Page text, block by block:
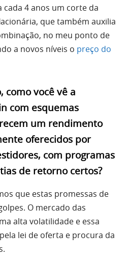
4 anos um corte da
que também auxilia
no meu ponto de
a novos níveis o preço do
como você vê a
com esquemas
um rendimento
oferecidos por
com programas
de retorno certos?
que estas promessas de
O mercado das
alta volatilidade e essa
lei de oferta e procura da